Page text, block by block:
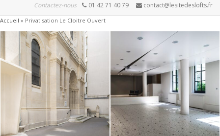
Contactez-nous 01 42 71 40 79 contact@lesitedeslofts.fr
Accueil » Privatisation Le Cloitre Ouvert